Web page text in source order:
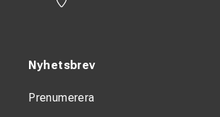
Nyhetsbrev
Prenumerera